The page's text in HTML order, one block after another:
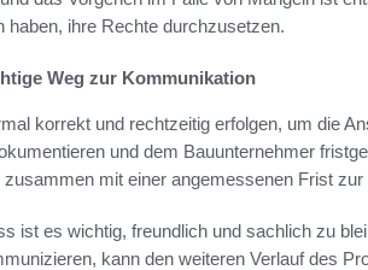
haben, ihre Rechte durchzusetzen.
Weg zur Kommunikation
korrekt und rechtzeitig erfolgen, um die
und dem Bauunternehmer
mit einer angemessenen Frist
ist es wichtig, freundlich und sachlich zu
kann den weiteren Verlauf des